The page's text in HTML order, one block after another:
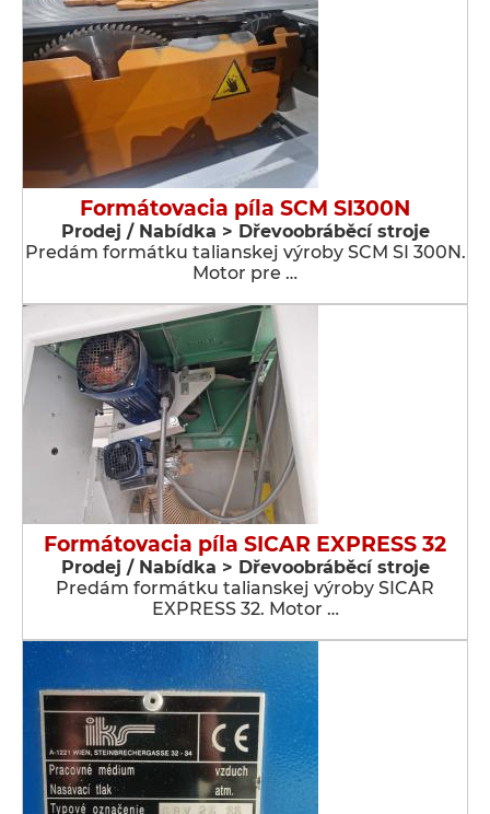
Formátovacia píla SCM SI300N
Prodej / Nabídka > Dřevoobráběcí stroje
Predám formátku talianskej výroby SCM SI 300N.
Motor pre …
Formátovacia píla SICAR EXPRESS 32
Prodej / Nabídka > Dřevoobráběcí stroje
Predám formátku talianskej výroby SICAR
EXPRESS 32. Motor …